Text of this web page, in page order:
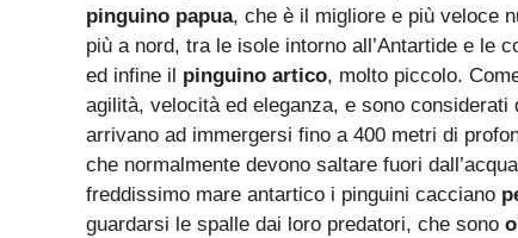
pinguino papua, che è il migliore e più veloce
più a nord, tra le isole intorno all’Antartide e le
ed infine il pinguino artico, molto piccolo.
agilità, velocità ed eleganza, e sono considerati
arrivano ad immergersi fino a 400 metri di
che normalmente devono saltare fuori
freddissimo mare antartico i pinguini cacciano
guardarsi le spalle dai loro predatori, che sono